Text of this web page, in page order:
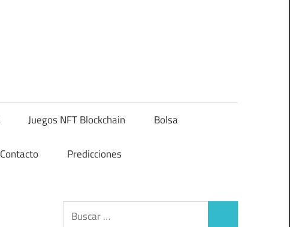
Juegos NFT Blockchain Bolsa
Contacto Predicciones
Buscar: